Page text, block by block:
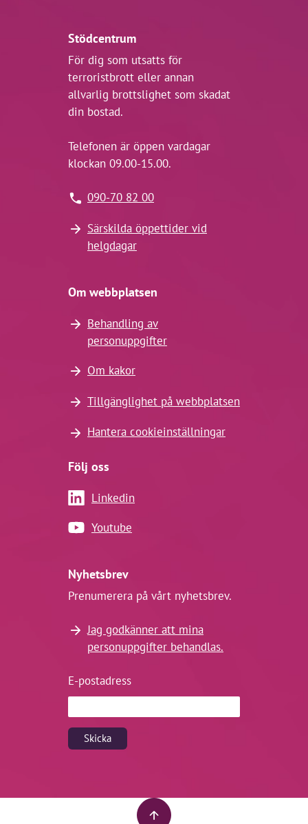
Stödcentrum
För dig som utsatts för
terroristbrott eller annan
allvarlig brottslighet som skadat
din bostad.
Telefonen är öppen vardagar
klockan 09.00-15.00.
090-70 82 00
Särskilda öppettider vid
helgdagar
Om webbplatsen
Behandling av
personuppgifter
Om kakor
Tillgänglighet på webbplatsen
Hantera cookieinställningar
Följ oss
Linkedin
Youtube
Nyhetsbrev
Prenumerera på vårt nyhetsbrev.
Jag godkänner att mina
personuppgifter behandlas.
E-postadress
Skicka